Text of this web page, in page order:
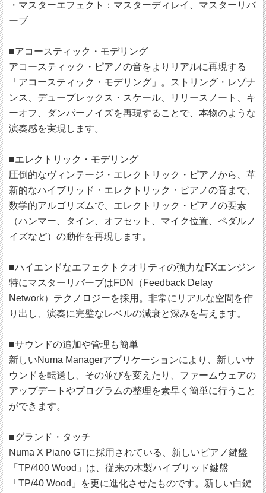
・マスターエフェクト：マスターディレイ、マスターリバ
ーブ
■アコースティック・モデリング
アコースティック・ピアノの音をよりリアルに再現する
「アコースティック・モデリング」。ストリング・レゾナ
ンス、デュープレックス・スケール、リリースノート、キ
ーオフ、ダンパーノイズを再現することで、本物のような
演奏感を実現します。
■エレクトリック・モデリング
圧倒的なヴィンテージ・エレクトリック・ピアノから、革
新的なハイブリッド・エレクトリック・ピアノの音まで、
数学的アルゴリズムで、エレクトリック・ピアノの要素
（ハンマー、タイン、オフセット、マイク位置、ペダルノ
イズなど）の動作を再現します。
■ハイエンドなエフェクトクオリティの強力なFXエンジン
特にマスターリバーブはFDN（Feedback Delay
Network）テクノロジーを採用。非常にリアルな空間を作
り出し、演奏に完璧なレベルの減衰と深みを与えます。
■サウンドの追加や管理も簡単
新しいNuma Managerアプリケーションにより、新しいサ
ウンドを転送し、その並びを変えたり、ファームウェアの
アップデートやプログラムの整理を素早く簡単に行うこと
ができます。
■グランド・タッチ
Numa X Piano GTに採用されている、新しいピアノ鍵盤
「TP/400 Wood」は、従来の木製ハイブリッド鍵盤
「TP/40 Wood」を更に進化させたものです。新しい白鍵